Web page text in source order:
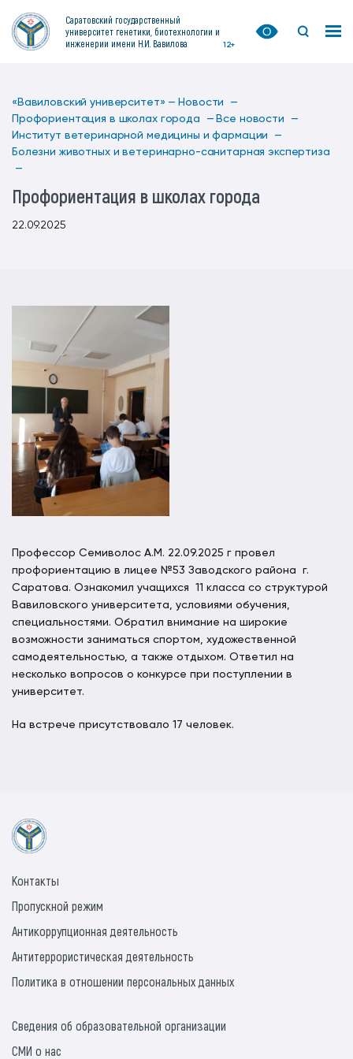
Саратовский государственный
университет генетики, биотехнологии и
инженерии имени Н.И. Вавилова
12+
«Вавиловский университет» — Новости —
Профориентация в школах города — Все новости —
Институт ветеринарной медицины и фармации —
Болезни животных и ветеринарно-санитарная экспертиза
—
Профориентация в школах города
22.09.2025
Профессор Семиволос А.М. 22.09.2025 г провел
профориентацию в лицее №53 Заводского района г.
Саратова. Ознакомил учащихся 11 класса со структурой
Вавиловского университета, условиями обучения,
специальностями. Обратил внимание на широкие
возможности заниматься спортом, художественной
самодеятельностью, а также отдыхом. Ответил на
несколько вопросов о конкурсе при поступлении в
университет.
На встрече присутствовало 17 человек.
Контакты
Пропускной режим
Антикоррупционная деятельность
Антитеррористическая деятельность
Политика в отношении персональных данных
Сведения об образовательной организации
СМИ о нас